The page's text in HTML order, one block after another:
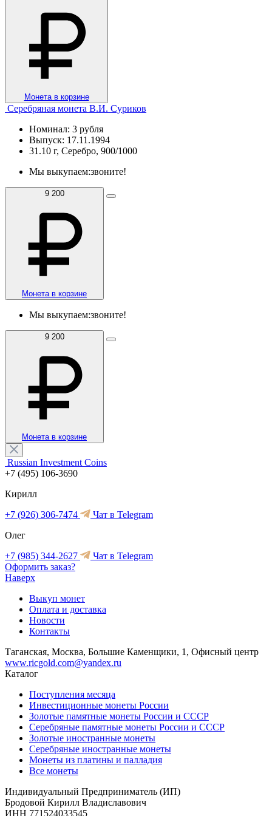
Монета в корзине
Серебряная монета В.И. Суриков
Номинал: 3 рубля
Выпуск: 17.11.1994
31.10 г, Серебро, 900/1000
Мы выкупаем:звоните!
9 200
Монета в корзине
Мы выкупаем:звоните!
9 200
Монета в корзине
Russian Investment Coins
+7 (495) 106-3690
Кирилл
+7 (926) 306-7474
Чат в Telegram
Олег
+7 (985) 344-2627
Чат в Telegram
Оформить заказ?
Наверх
Выкуп монет
Оплата и доставка
Новости
Контакты
Таганская, Москва, Большие Каменщики, 1, Офисный центр
www.ricgold.com@yandex.ru
Каталог
Поступления месяца
Инвестиционные монеты России
Золотые памятные монеты России и СССР
Серебряные памятные монеты России и СССР
Золотые иностранные монеты
Серебряные иностранные монеты
Монеты из платины и палладия
Все монеты
Индивидуальный Предприниматель (ИП)
Бродовой Кирилл Владиславович
ИНН 771524033545